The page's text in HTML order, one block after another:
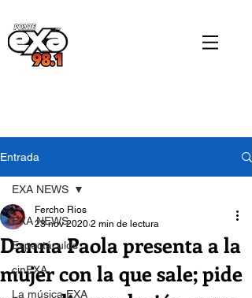
Entrada
EXA NEWS
Espectáculos
cinEXA
La música EXA
EXA NEWS
Danna Paola presenta a la
mujer con la que sale; pide
Fercho Rios
23 nov 2020 2 min de lectura